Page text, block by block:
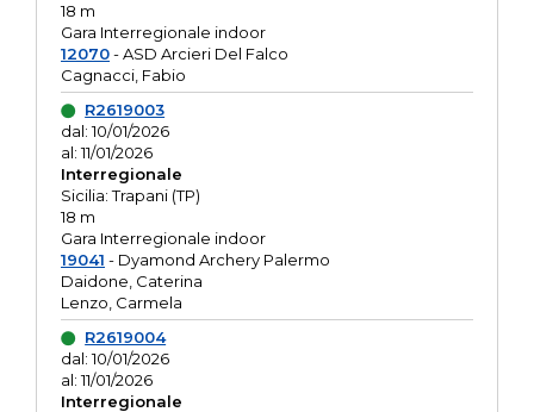
18 m
Gara Interregionale indoor
12070- ASD Arcieri Del Falco
Cagnacci, Fabio
R2619003
dal: 10/01/2026
al: 11/01/2026
Interregionale
Sicilia: Trapani (TP)
18 m
Gara Interregionale indoor
19041 - Dyamond Archery Palermo
Daidone, Caterina
Lenzo, Carmela
R2619004
dal: 10/01/2026
al: 11/01/2026
Interregionale